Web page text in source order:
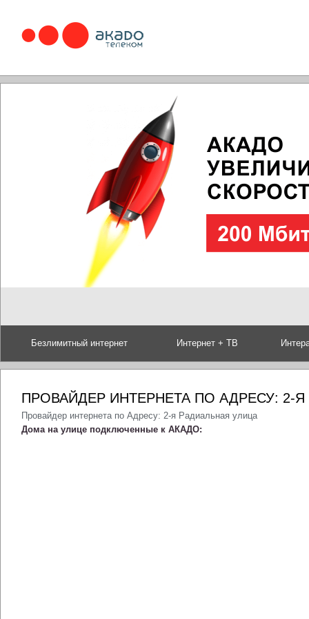
Безлимитный интернет Интернет + ТВ
ПРОВАЙДЕР ИНТЕРНЕТА ПО АДРЕСУ: 2-
Провайдер интернета по Адресу: 2-я Радиальная улица
Дома на улице подключенные к АКАДО: